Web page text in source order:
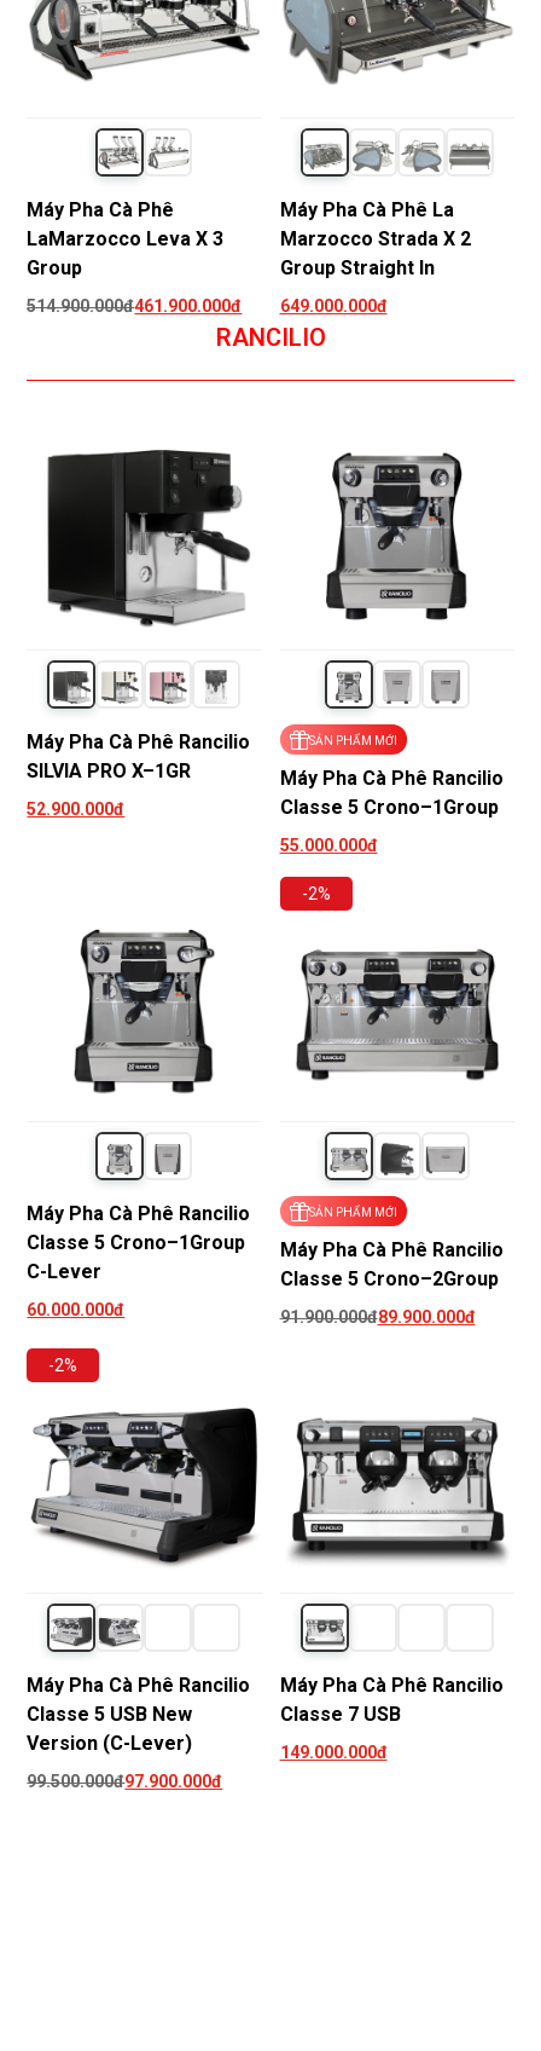
Máy Pha Cà Phê
LaMarzocco Leva X 3
Group
514.900.000đ461.900.000đ
Máy Pha Cà Phê La
Marzocco Strada X 2
Group Straight In
649.000.000đ
RANCILIO
Máy Pha Cà Phê Rancilio
SILVIA PRO X–1GR
52.900.000đ
SẢN PHẨM MỚI
Máy Pha Cà Phê Rancilio
Classe 5 Crono–1Group
55.000.000đ
Máy Pha Cà Phê Rancilio
Classe 5 Crono–1Group
C-Lever
60.000.000đ
-2%
SẢN PHẨM MỚI
Máy Pha Cà Phê Rancilio
Classe 5 Crono–2Group
91.900.000đ89.900.000đ
-2%
Máy Pha Cà Phê Rancilio
Classe 5 USB New
Version (C-Lever)
99.500.000đ97.900.000đ
Máy Pha Cà Phê Rancilio
Classe 7 USB
149.000.000đ